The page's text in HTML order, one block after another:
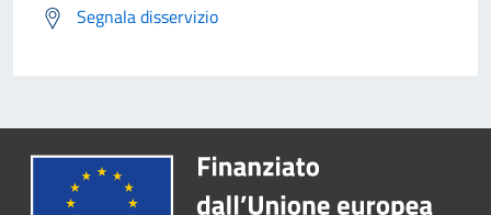
Segnala disservizio